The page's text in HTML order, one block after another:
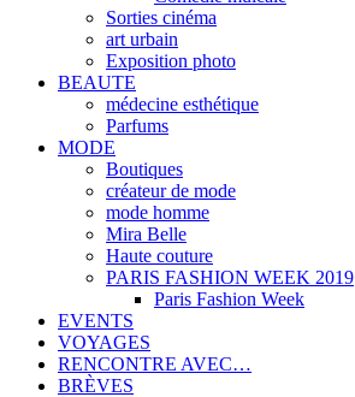
Sorties cinéma
art urbain
Exposition photo
BEAUTE
médecine esthétique
Parfums
MODE
Boutiques
créateur de mode
mode homme
Mira Belle
Haute couture
PARIS FASHION WEEK 2019
Paris Fashion Week
EVENTS
VOYAGES
RENCONTRE AVEC…
BRÈVES